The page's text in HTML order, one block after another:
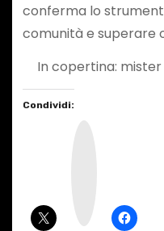
conferma lo
comunità e superare
In copertina: mister
Condividi: